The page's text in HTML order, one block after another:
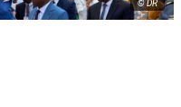
© DR